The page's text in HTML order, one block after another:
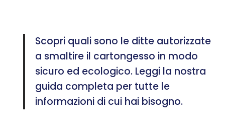
Scopri quali sono le ditte autorizzate
a smaltire il cartongesso in modo
sicuro ed ecologico. Leggi la nostra
guida completa per tutte le
informazioni di cui hai bisogno.